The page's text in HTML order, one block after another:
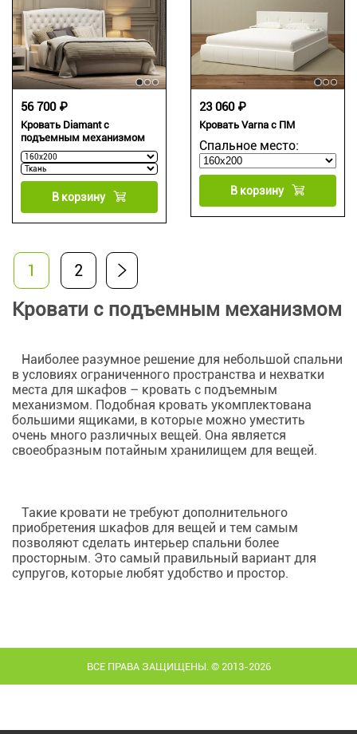
Кровать Diamant с
подъемным механизмом
56 700 ₽
В корзину
Кровать Varna c ПМ
Спальное место:
23 060 ₽
В корзину
1 2
Кровати с подъемным механизмом
Наиболее разумное решение для небольшой спальни
в условиях ограниченного пространства и нехватки
места для шкафов – кровать с подъемным
механизмом. Подобная кровать укомплектована
большими ящиками, в которые можно уместить
очень много различных вещей. Она является
своеобразным потайным хранилищем для вещей.
Такие кровати не требуют дополнительного
приобретения шкафов для вещей и тем самым
позволяют сделать интерьер спальни более
просторным. Это самый правильный вариант для
супругов, которые любят удобство и простор.
ВСЕ ПРАВА ЗАЩИЩЕНЫ. © 2013-2026